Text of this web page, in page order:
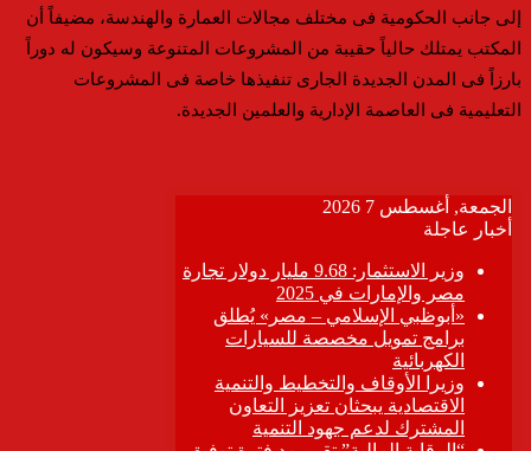
إلى جانب الحكومية فى مختلف مجالات العمارة والهندسة، مضيفاً أن
المكتب يمتلك حالياً حقيبة من المشروعات المتنوعة وسيكون له دوراً
بارزاً فى المدن الجديدة الجارى تنفيذها خاصة فى المشروعات
التعليمية فى العاصمة الإدارية والعلمين الجديدة.